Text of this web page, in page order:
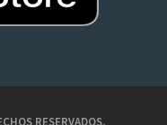
RESERVADOS.